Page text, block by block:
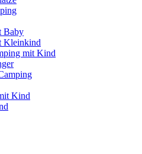
Baby
Kleinkind
mit Kind
Kind